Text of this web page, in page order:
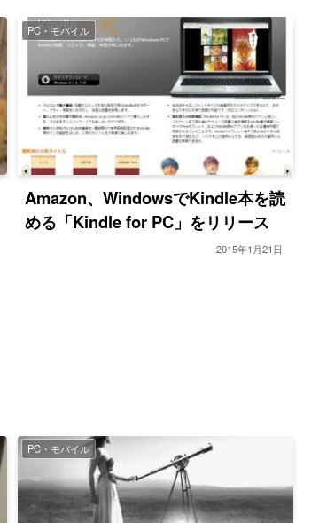
PC・モバイル
Amazon、WindowsでKindle本を読
める「Kindle for PC」をリリース
2015年1月21日
PC・モバイル